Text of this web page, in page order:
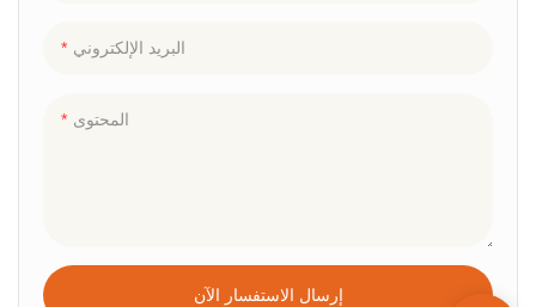
البريد الإلكتروني
المحتوى
إرسال الاستفسار الآن
والترفيه والتسلية. وهو يدعو بشكل
الذات، وتخفيف المزاج، وتلطيف